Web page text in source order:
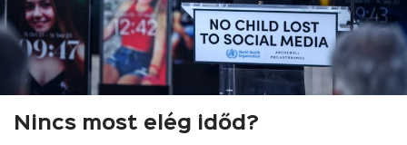
Nincs most elég időd?